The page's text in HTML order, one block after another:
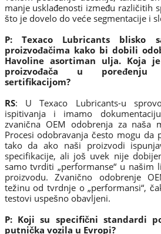
manje usklađenosti između različitih
što je dovelo do veće segmentacije i
P: Texaco Lubricants blisko
proizvođačima kako bi dobili
Havoline asortiman ulja. Koja
proizvođača u poređenju
sertifikacijom?
RS: U Texaco Lubricants-u
ispitivanja i imamo
zvanična OEM odobrenja za naša
Procesi odobravanja često mogu da
tako da ako naši proizvodi
specifikacije, ali još uvek nije
samo tvrditi „performanse“ u našim
proizvodu. Zvanično odobrenje
težinu od tvrdnje o „performansi“,
testovi uspešno obavljeni.
P: Koji su specifični standardi
putnička vozila u Evropi?